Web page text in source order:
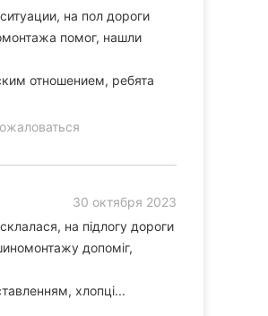
на пол дороги
помог, нашли
отношением, ребята
30 октября 2023
на підлогу дороги
допоміг,
хлопці...